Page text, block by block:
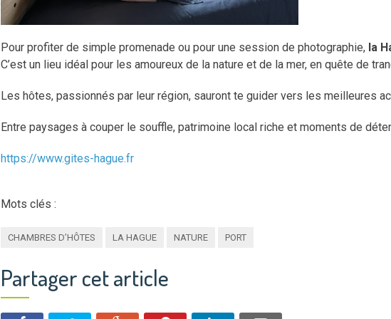
Pour profiter de simple promenade ou pour une session de photographie, la
C’est un lieu idéal pour les amoureux de la nature et de la mer, en quête de
Les hôtes, passionnés par leur région, sauront te guider vers les meilleures
Entre paysages à couper le souffle, patrimoine local riche et moments de
https://www.gites-hague.fr
Mots clés :
CHAMBRES D’HÔTES LA HAGUE NATURE PORT
Partager cet article